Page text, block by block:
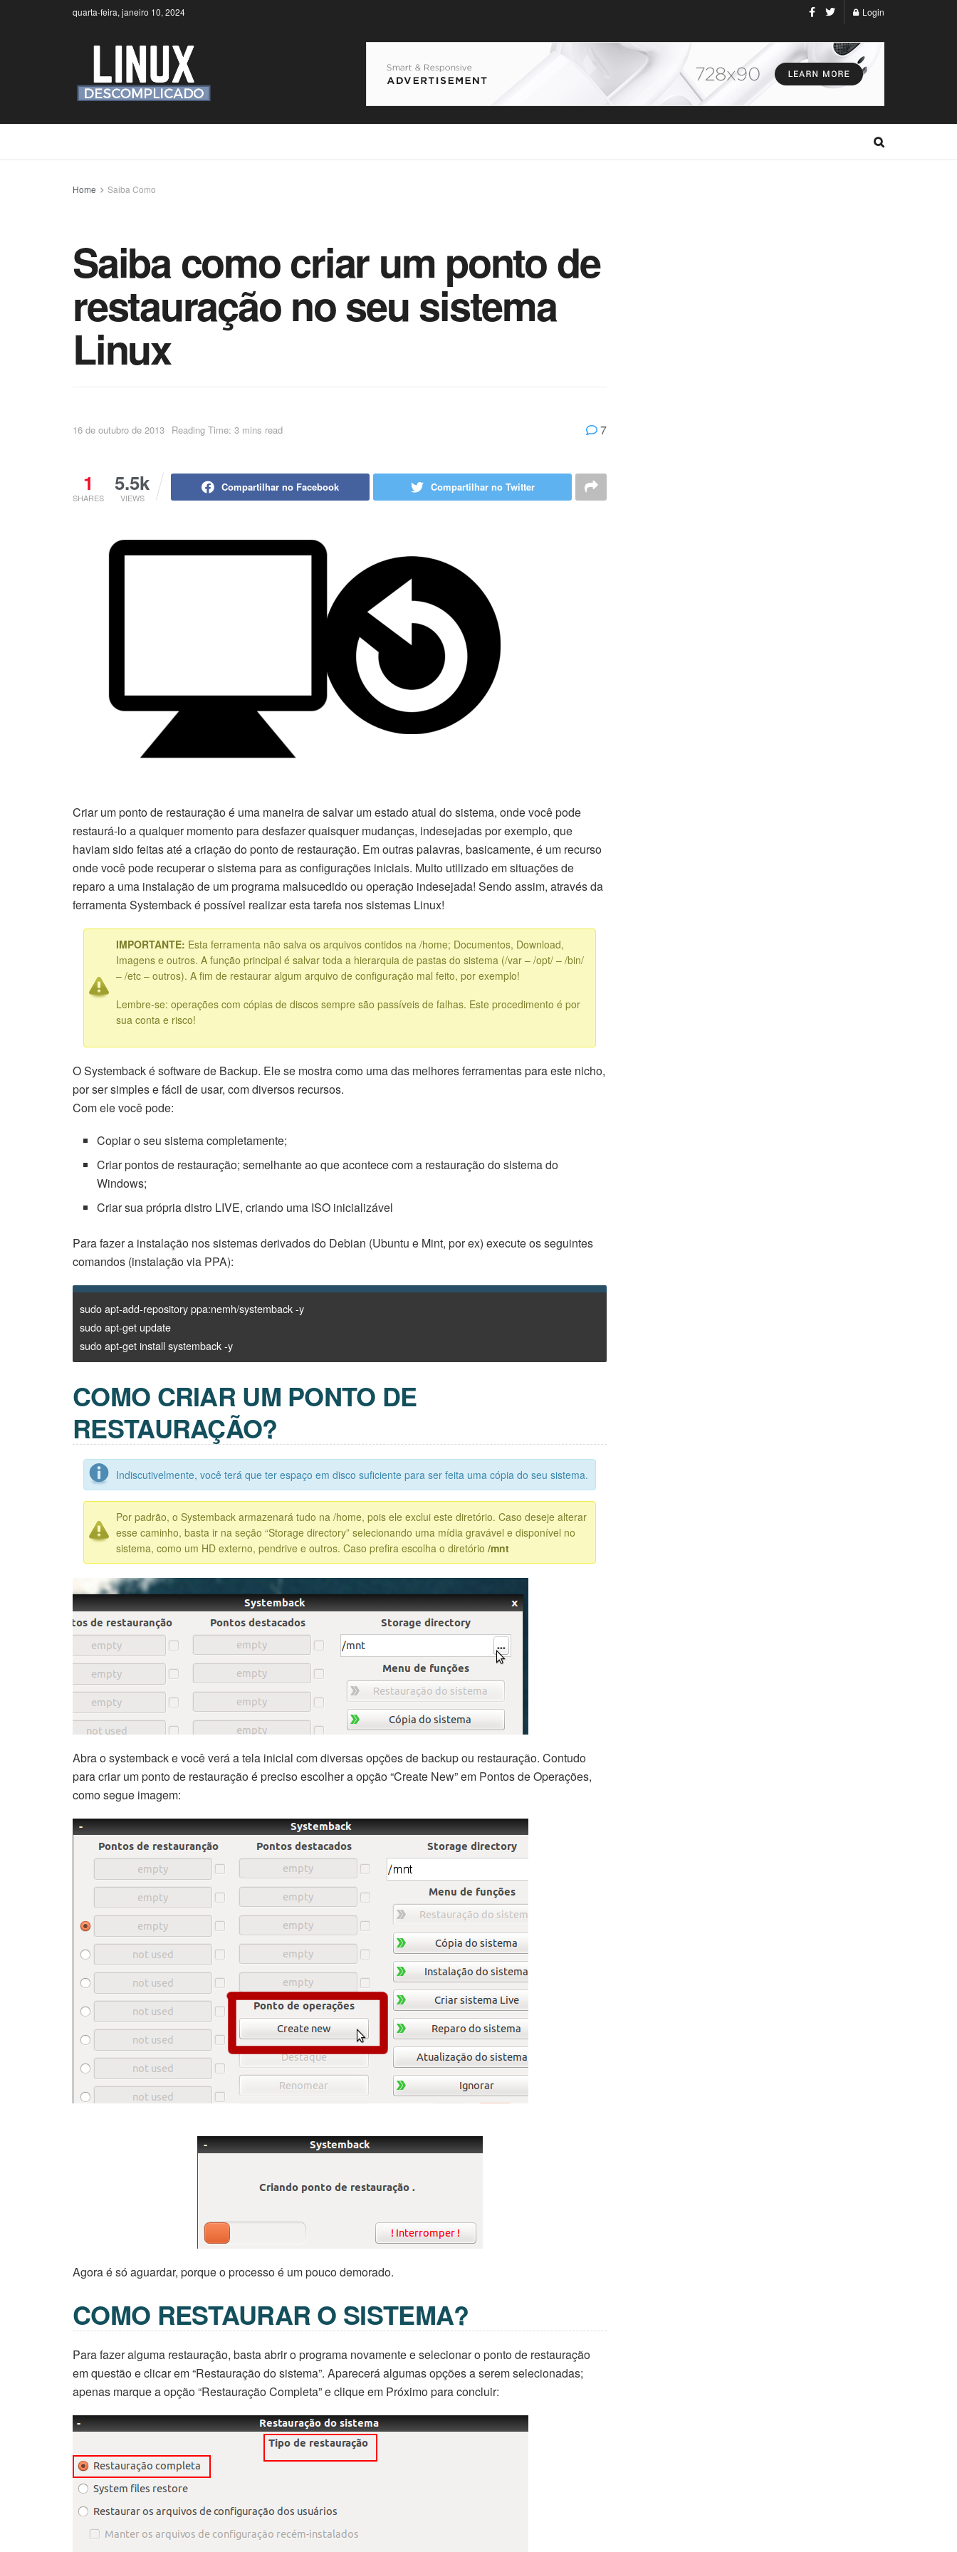
quarta-feira, janeiro 10, 2024 Login
Home Saiba Como
Saiba como criar um ponto de
restauração no seu sistema
Linux
16 de outubro de 2013 Reading Time: 3 mins read 7
1
SHARES
5.5k
VIEWS
Compartilhar no Facebook Compartilhar no Twitter
Criar um ponto de restauração é uma maneira de salvar um estado atual do sistema, onde você pode
restaurá-lo a qualquer momento para desfazer quaisquer mudanças, indesejadas por exemplo, que
haviam sido feitas até a criação do ponto de restauração. Em outras palavras, basicamente, é um recurso
onde você pode recuperar o sistema para as configurações iniciais. Muito utilizado em situações de
reparo a uma instalação de um programa malsucedido ou operação indesejada! Sendo assim, através da
ferramenta Systemback é possível realizar esta tarefa nos sistemas Linux!
IMPORTANTE: Esta ferramenta não salva os arquivos contidos na /home; Documentos, Download,
Imagens e outros. A função principal é salvar toda a hierarquia de pastas do sistema (/var – /opt/ – /bin/
– /etc – outros). A fim de restaurar algum arquivo de configuração mal feito, por exemplo!
Lembre-se: operações com cópias de discos sempre são passíveis de falhas. Este procedimento é por
sua conta e risco!
O Systemback é software de Backup. Ele se mostra como uma das melhores ferramentas para este nicho,
por ser simples e fácil de usar, com diversos recursos.
Com ele você pode:
Copiar o seu sistema completamente;
Criar pontos de restauração; semelhante ao que acontece com a restauração do sistema do
Windows;
Criar sua própria distro LIVE, criando uma ISO inicializável
Para fazer a instalação nos sistemas derivados do Debian (Ubuntu e Mint, por ex) execute os seguintes
comandos (instalação via PPA):
sudo apt-add-repository ppa:nemh/systemback -y
sudo apt-get update
sudo apt-get install systemback -y
COMO CRIAR UM PONTO DE
RESTAURAÇÃO?
Indiscutivelmente, você terá que ter espaço em disco suficiente para ser feita uma cópia do seu sistema.
Por padrão, o Systemback armazenará tudo na /home, pois ele exclui este diretório. Caso deseje alterar
esse caminho, basta ir na seção “Storage directory” selecionando uma mídia gravável e disponível no
sistema, como um HD externo, pendrive e outros. Caso prefira escolha o diretório /mnt
Abra o systemback e você verá a tela inicial com diversas opções de backup ou restauração. Contudo
para criar um ponto de restauração é preciso escolher a opção “Create New” em Pontos de Operações,
como segue imagem:
Agora é só aguardar, porque o processo é um pouco demorado.
COMO RESTAURAR O SISTEMA?
Para fazer alguma restauração, basta abrir o programa novamente e selecionar o ponto de restauração
em questão e clicar em “Restauração do sistema”. Aparecerá algumas opções a serem selecionadas;
apenas marque a opção “Restauração Completa” e clique em Próximo para concluir: